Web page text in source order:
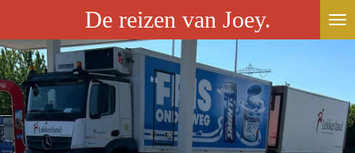
direct
naar
de
hoofdinhoud
De reizen van Joey.